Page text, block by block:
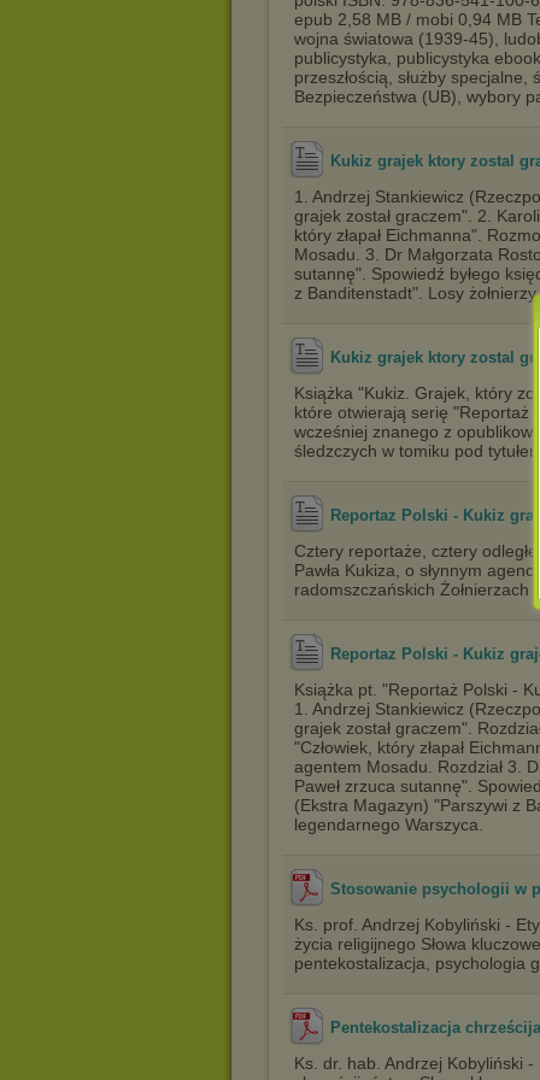
epub 2,58 MB / mobi 0,94 MB
wojna światowa (1939-45),
publicystyka, publicystyka
przeszłością, służby
Bezpieczeństwa (UB), wybory
Kukiz grajek ktory zostal
1. Andrzej Stankiewicz
grajek został graczem". 2.
który złapał Eichmanna".
Mosadu. 3. Dr Małgorzata
sutannę". Spowiedź byłego
z Banditenstadt". Losy
Kukiz grajek ktory zostal
Książka "Kukiz. Grajek, który
które otwierają serię "Reportaż
wcześniej znanego z
śledzczych w tomiku pod
Reportaz Polski - Kukiz
Cztery reportaże, cztery
Pawła Kukiza, o słynnym
radomszczańskich Żołnierzach
Reportaz Polski - Kukiz
Książka pt. "Reportaż Polski -
1. Andrzej Stankiewicz
grajek został graczem".
"Człowiek, który złapał
agentem Mosadu. Rozdział 3.
Paweł zrzuca sutannę".
(Ekstra Magazyn) "Parszywi z
legendarnego Warszyca.
Stosowanie psychologii w
Ks. prof. Andrzej Kobyliński -
życia religijnego Słowa
pentekostalizacja, psychologia
Pentekostalizacja
Ks. dr. hab. Andrzej Kobyliński